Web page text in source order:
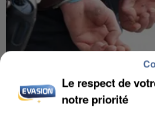
7 août 2026
Un second cadre de la DZ
Le respect de
notre priorité